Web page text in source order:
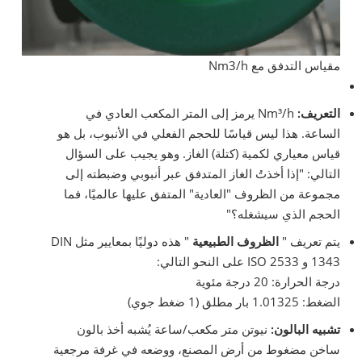
مقياس التدفق مع Nm3/h
التعريف:
Nm³/h يرمز إلى المتر المكعب العادي في
الساعة. هذا ليس قياسًا للحجم الفعلي في الأنبوب، بل هو
قياس معياري لكمية (كتلة) الغاز. وهو يجيب على السؤال
التالي: "إذا أخذتُ الغاز المتدفق عبر أنبوبي وضبطته إلى
مجموعة من الظروف "العادية" المتفق عليها عالميًا، فما
الحجم الذي سيشغله؟"
يتم تعريف " الظروف الطبيعية
" هذه دوليًا بمعايير مثل DIN
1343 و ISO 2533 على النحو التالي:
درجة الحرارة: 20 درجة مئوية
الضغط: 1.01325 بار مطلق (1 ضغط جوي)
تشبيه البالون: نيوتن متر مكعب/ساعة يُشبه أخذ بالون
ساخن مضغوط من أرض المصنع، ووضعه في غرفة مرجعية